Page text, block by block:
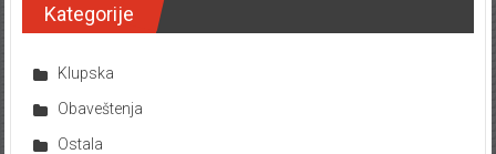
Kategorije
Klupska
Obaveštenja
Ostala